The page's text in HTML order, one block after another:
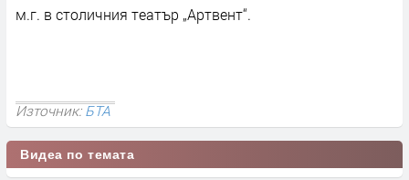
м.г. в столичния театър „Артвент“.
Източник:БТА
Видеа по темата